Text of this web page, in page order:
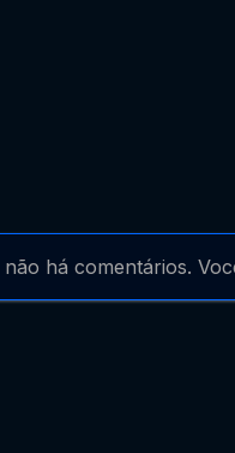
não há comentários.